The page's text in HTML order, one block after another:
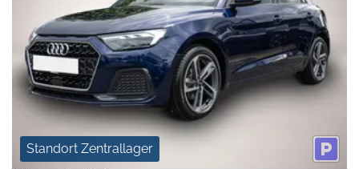
Standort Zentrallager